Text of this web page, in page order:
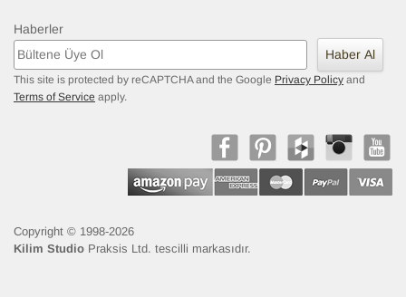
Haberler
Haber Al
This site is protected by reCAPTCHA and the Google Privacy Policy and
Terms of Service apply.
Copyright © 1998-2026
Kilim Studio Praksis Ltd. tescilli markasıdır.